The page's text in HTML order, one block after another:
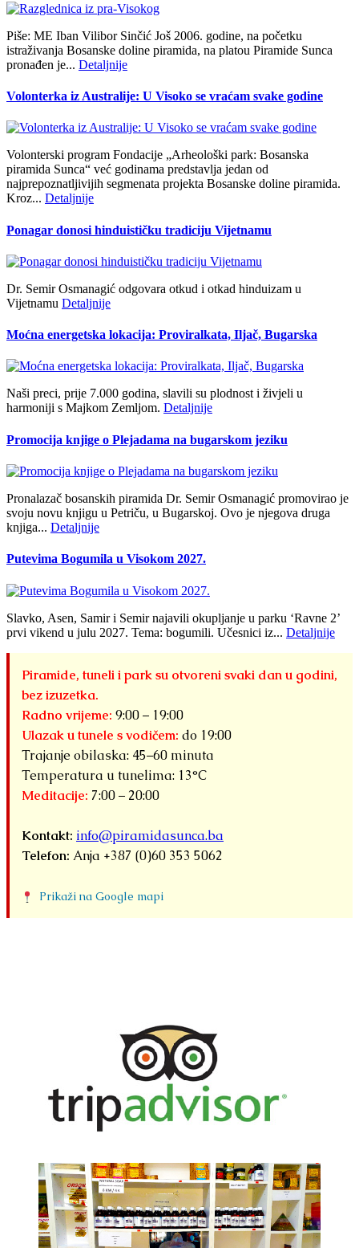
Piše: ME Iban Vilibor Sinčić Još 2006. godine, na početku
istraživanja Bosanske doline piramida, na platou Piramide Sunca
pronađen je... Detaljnije
Volonterka iz Australije: U Visoko se vraćam svake godine
Volonterski program Fondacije „Arheološki park: Bosanska
piramida Sunca“ već godinama predstavlja jedan od
najprepoznatljivijih segmenata projekta Bosanske doline piramida.
Kroz... Detaljnije
Ponagar donosi hinduističku tradiciju Vijetnamu
Dr. Semir Osmanagić odgovara otkud i otkad hinduizam u
Vijetnamu Detaljnije
Moćna energetska lokacija: Proviralkata, Iljač, Bugarska
Naši preci, prije 7.000 godina, slavili su plodnost i živjeli u
harmoniji s Majkom Zemljom. Detaljnije
Promocija knjige o Plejadama na bugarskom jeziku
Pronalazač bosanskih piramida Dr. Semir Osmanagić promovirao je
svoju novu knjigu u Petriču, u Bugarskoj. Ovo je njegova druga
knjiga... Detaljnije
Putevima Bogumila u Visokom 2027.
Slavko, Asen, Samir i Semir najavili okupljanje u parku ‘Ravne 2’
prvi vikend u julu 2027. Tema: bogumili. Učesnici iz... Detaljnije
Piramide, tuneli i park su otvoreni svaki dan u godini,
bez izuzetka.
Radno vrijeme: 9:00 – 19:00
Ulazak u tunele s vodičem: do 19:00
Trajanje obilaska: 45–60 minuta
Temperatura u tunelima: 13°C
Meditacije: 7:00 – 20:00
Kontakt: info@piramidasunca.ba
Telefon: Anja +387 (0)60 353 5062
Prikaži na Google mapi